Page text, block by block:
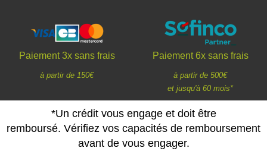
Paiement 3x sans frais
à partir de 150€
Paiement 6x sans frais
à partir de 500€
et jusqu'à 60 mois*
*Un crédit vous engage et doit être
remboursé. Vérifiez vos capacités de remboursement
avant de vous engager.